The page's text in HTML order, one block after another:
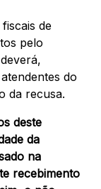
de
pelo
do
da recusa.
deste
da
na
recebimento